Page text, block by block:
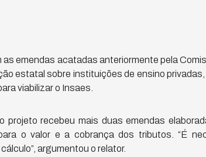
as emendas acatadas anteriormente pela
estatal sobre instituições de ensino
viabilizar o Insaes.
projeto recebeu mais duas emendas
o valor e a cobrança dos tributos. “É
argumentou o relator.